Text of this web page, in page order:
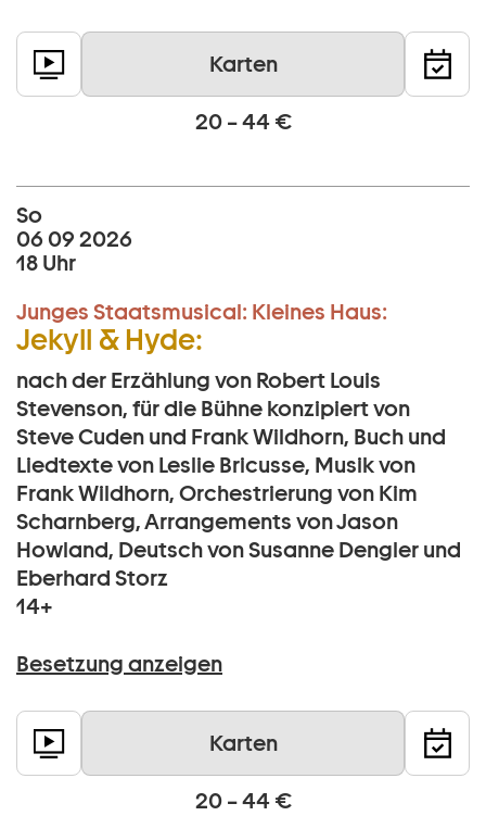
Karten
20 – 44 €
So
06 09 2026
18 Uhr
Junges Staatsmusical: Kleines Haus:
Jekyll & Hyde:
nach der Erzählung von Robert Louis
Stevenson, für die Bühne konzipiert von
Steve Cuden und Frank Wildhorn, Buch und
Liedtexte von Leslie Bricusse, Musik von
Frank Wildhorn, Orchestrierung von Kim
Scharnberg, Arrangements von Jason
Howland, Deutsch von Susanne Dengler und
Eberhard Storz
14+
Besetzung anzeigen
Karten
20 – 44 €